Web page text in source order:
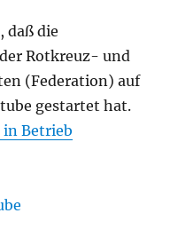
daß die
Rotkreuz- und
(Federation) auf
gestartet hat.
in Betrieb